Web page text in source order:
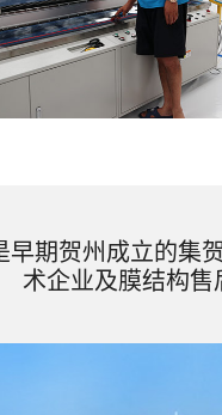
期贺州成立的集
术企业及膜结构售